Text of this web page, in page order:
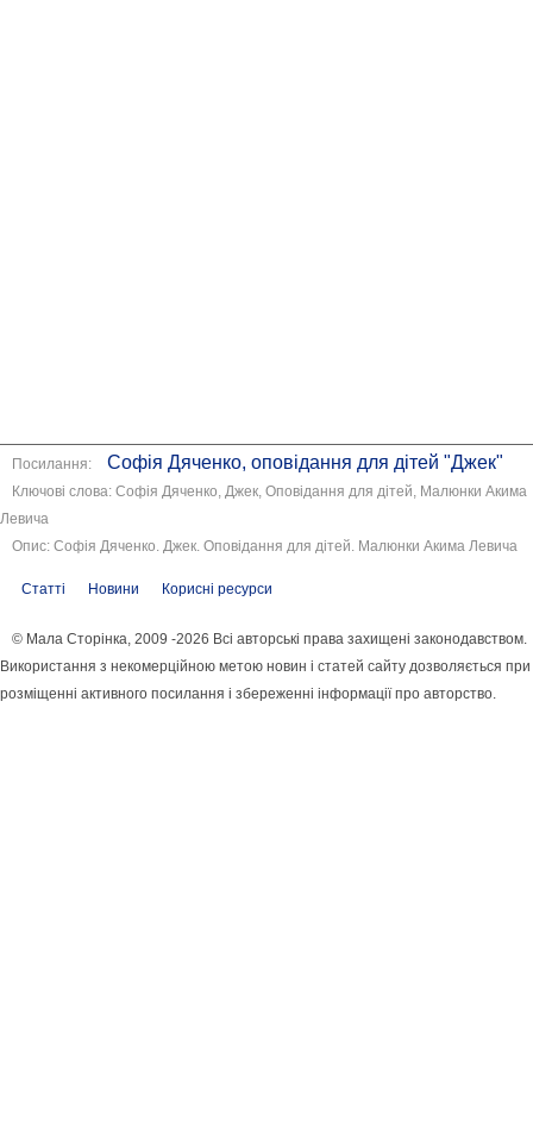
Посилання: Софія Дяченко, оповідання для дітей "Джек"
Ключові слова: Софія Дяченко, Джек, Оповідання для дітей, Малюнки Акима
Левича
Опис: Софія Дяченко. Джек. Оповідання для дітей. Малюнки Акима Левича
Статті Новини Корисні ресурси
© Мала Сторінка, 2009 -2026 Всі авторські права захищені законодавством.
Використання з некомерційною метою новин і статей сайту дозволяється при
розміщенні активного посилання і збереженні інформації про авторство.